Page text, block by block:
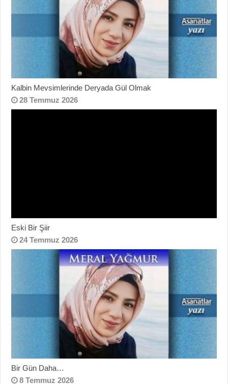
Kalbin Mevsimlerinde Deryada Gül Olmak
28 Temmuz 2026
Eski Bir Şiir
24 Temmuz 2026
Bir Gün Daha…
8 Temmuz 2026